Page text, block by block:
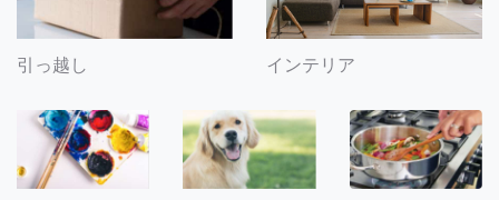
引っ越し インテリア